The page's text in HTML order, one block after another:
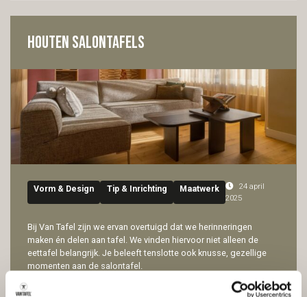
Houten salontafels
Vorm & Design Tip & Inrichting Maatwerk
24 april
2025
Bij Van Tafel zijn we ervan overtuigd dat we herinneringen
maken én delen aan tafel. We vinden hiervoor niet alleen de
eettafel belangrijk. Je beleeft tenslotte ook knusse, gezellige
momenten aan de salontafel.
Daarom is onze collectie weer uitgebreid en kun je ook jouw
eigen salontafel samenstellen.